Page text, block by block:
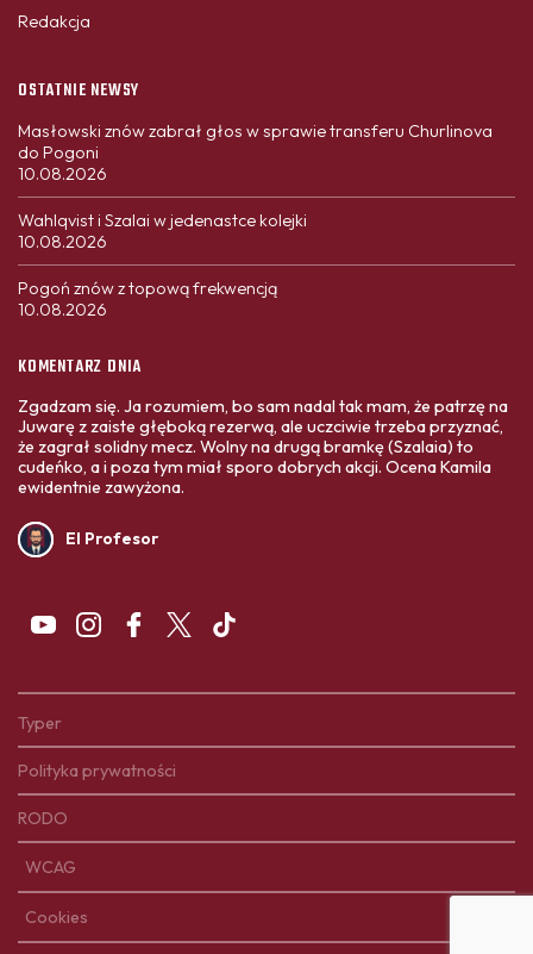
Redakcja
OSTATNIE NEWSY
Masłowski znów zabrał głos w sprawie transferu Churlinova
do Pogoni
10.08.2026
Wahlqvist i Szalai w jedenastce kolejki
10.08.2026
Pogoń znów z topową frekwencją
10.08.2026
KOMENTARZ DNIA
Zgadzam się. Ja rozumiem, bo sam nadal tak mam, że patrzę na
Juwarę z zaiste głęboką rezerwą, ale uczciwie trzeba przyznać,
że zagrał solidny mecz. Wolny na drugą bramkę (Szalaia) to
cudeńko, a i poza tym miał sporo dobrych akcji. Ocena Kamila
ewidentnie zawyżona.
El Profesor
Typer
Polityka prywatności
RODO
WCAG
Cookies